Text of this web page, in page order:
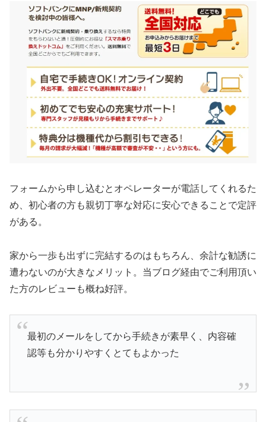
フォームから申し込むとオペレーターが電話してくれるた
め、初心者の方も親切丁寧な対応に安心できることで定評
がある。
家から一歩も出ずに完結するのはもちろん、余計な勧誘に
遭わないのが大きなメリット。当ブログ経由でご利用頂い
た方のレビューも概ね好評。
最初のメールをしてから手続きが素早く、内容確
認等も分かりやすくとてもよかった